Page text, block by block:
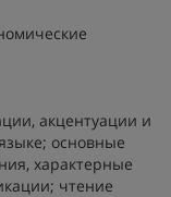
акцентуации и
основные
характерные
чтение